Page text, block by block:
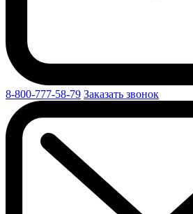
8-800-777-58-79 Заказать звонок